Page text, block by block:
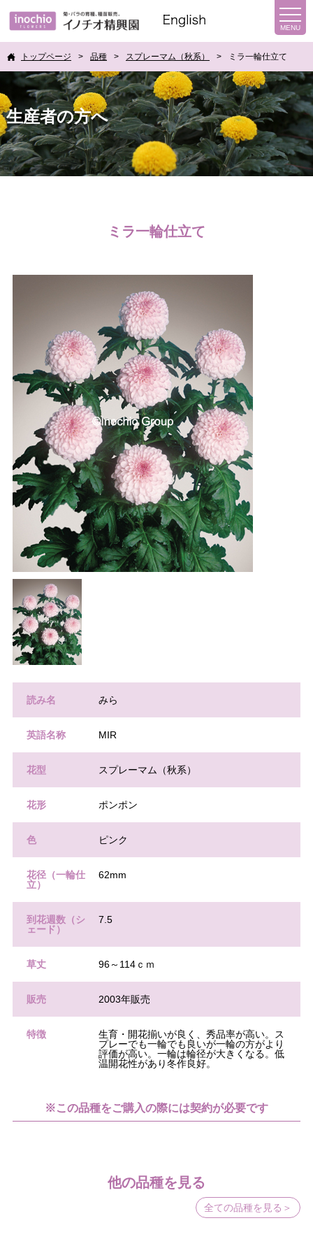
トップページ 品種 スプレーマム（秋系） ミラ一輪仕立て
生産者の方へ
ミラ一輪仕立て
読み名 みら
英語名称 MIR
花型 スプレーマム（秋系）
花形 ポンポン
色 ピンク
花径（一輪仕
立）
62mm
到花週数（シ
ェード）
7.5
草丈 96～114ｃｍ
販売 2003年販売
特徴
生育・開花揃いが良く、秀品率が高い。ス
プレーでも一輪でも良いが一輪の方がより
評価が高い。一輪は輪径が大きくなる。低
温開花性があり冬作良好。
※この品種をご購入の際には契約が必要です
他の品種を見る
全ての品種を見る＞